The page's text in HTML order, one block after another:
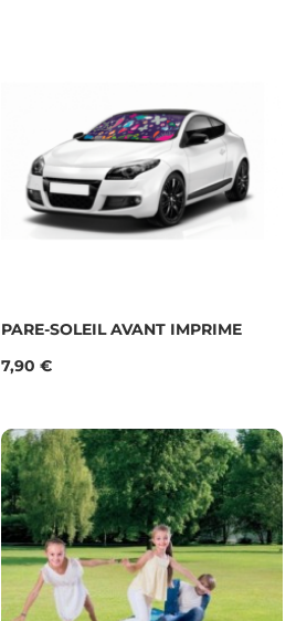
PARE-SOLEIL AVANT IMPRIME
Prix
7,90 €